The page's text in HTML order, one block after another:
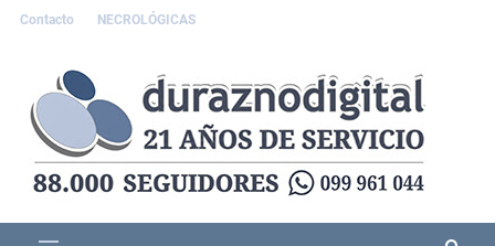
Contacto NECROLÓGICAS